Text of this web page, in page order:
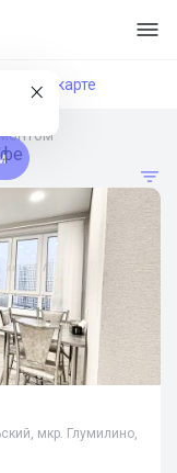
На карте
мкр. Глумилино,